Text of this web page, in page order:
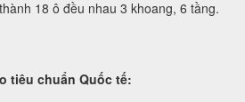
18 ô đều nhau 3 khoang, 6 tầng.
tiêu chuẩn Quốc tế: